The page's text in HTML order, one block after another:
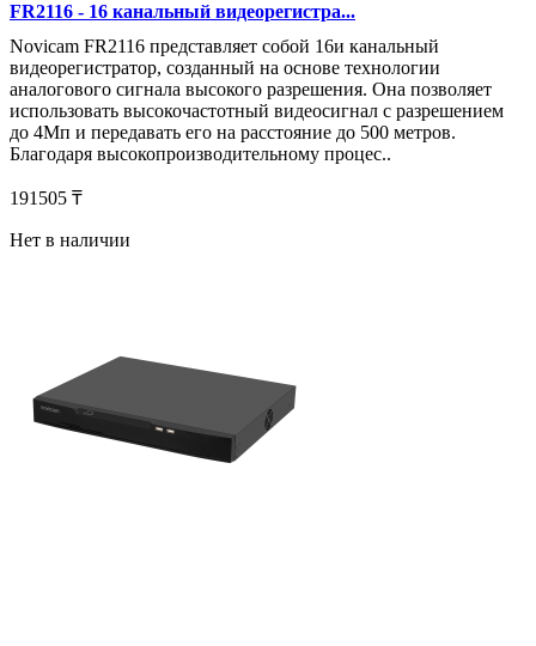
FR2116 - 16 канальный видеорегистра...
Novicam FR2116 представляет собой 16и канальный
видеорегистратор, созданный на основе технологии
аналогового сигнала высокого разрешения. Она позволяет
использовать высокочастотный видеосигнал с разрешением
до 4Мп и передавать его на расстояние до 500 метров.
Благодаря высокопроизводительному процес..
191505 ₸
Нет в наличии